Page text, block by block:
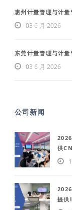
惠州计量管理与计
03 6 月 2026
东莞计量管理与计
03 6 月 2026
公司新闻
供
提供